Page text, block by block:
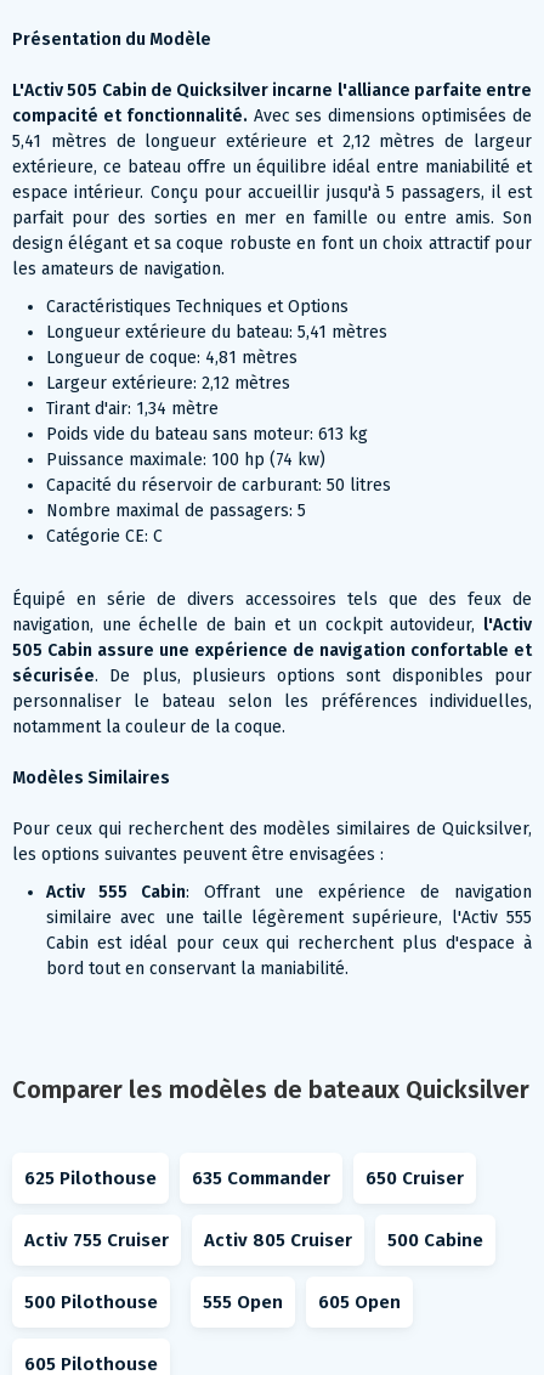
Présentation du Modèle
L'Activ 505 Cabin de Quicksilver incarne l'alliance parfaite entre
compacité et fonctionnalité. Avec ses dimensions optimisées de
5,41 mètres de longueur extérieure et 2,12 mètres de largeur
extérieure, ce bateau offre un équilibre idéal entre maniabilité et
espace intérieur. Conçu pour accueillir jusqu'à 5 passagers, il est
parfait pour des sorties en mer en famille ou entre amis. Son
design élégant et sa coque robuste en font un choix attractif pour
les amateurs de navigation.
Caractéristiques Techniques et Options
Longueur extérieure du bateau: 5,41 mètres
Longueur de coque: 4,81 mètres
Largeur extérieure: 2,12 mètres
Tirant d'air: 1,34 mètre
Poids vide du bateau sans moteur: 613 kg
Puissance maximale: 100 hp (74 kw)
Capacité du réservoir de carburant: 50 litres
Nombre maximal de passagers: 5
Catégorie CE: C
Équipé en série de divers accessoires tels que des feux de
navigation, une échelle de bain et un cockpit autovideur, l'Activ
505 Cabin assure une expérience de navigation confortable et
sécurisée. De plus, plusieurs options sont disponibles pour
personnaliser le bateau selon les préférences individuelles,
notamment la couleur de la coque.
Modèles Similaires
Pour ceux qui recherchent des modèles similaires de Quicksilver,
les options suivantes peuvent être envisagées :
Activ 555 Cabin: Offrant une expérience de navigation
similaire avec une taille légèrement supérieure, l'Activ 555
Cabin est idéal pour ceux qui recherchent plus d'espace à
bord tout en conservant la maniabilité.
Comparer les modèles de bateaux Quicksilver
625 Pilothouse 635 Commander 650 Cruiser
Activ 755 Cruiser Activ 805 Cruiser 500 Cabine
500 Pilothouse 555 Open 605 Open
605 Pilothouse